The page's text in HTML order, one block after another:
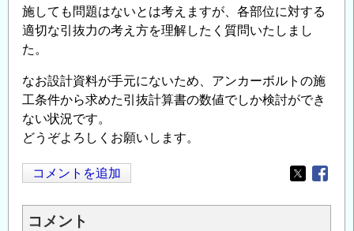
施しても問題はないとは考えますが、各部位に対する
適切な引抜力の考え方を理解したく質問いたしまし
た。
なお設計資料が手元にないため、アンカーボルトの施
工条件から求めた引抜計算書の数値でしか検討ができ
ない状況です。
どうぞよろしくお願いします。
コメントを追加
Opens in
コメント